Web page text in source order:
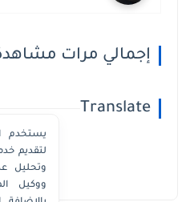
إجمالي مرات
Translate
يستخدم
وتحليل